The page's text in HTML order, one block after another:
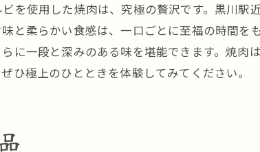
焼肉の楽しみ方
ボレーション
スタイル
す地域活性化
を使用した焼肉は、究極の贅沢です。黒川駅
と柔らかい食感は、一口ごとに至福の時間を
に一段と深みのある味を堪能できます。焼肉
ひ極上のひとときを体験してみてください。